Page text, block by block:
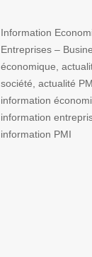
Information
Entreprises –
économique,
société, actualité
information
information
information PMI